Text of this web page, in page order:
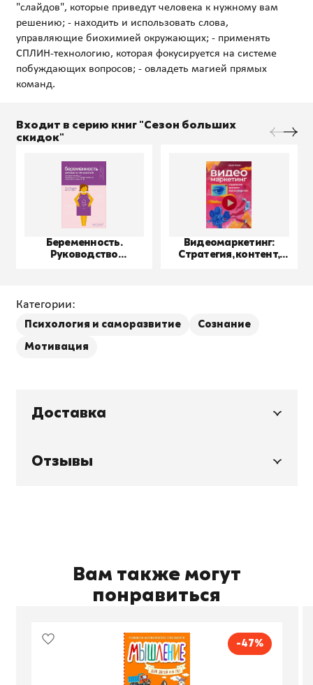
"слайдов", которые приведут человека к нужному вам
решению; - находить и использовать слова,
управляющие биохимией окружающих; - применять
СПЛИН-технологию, которая фокусируется на системе
побуждающих вопросов; - овладеть магией прямых
Входит в серию книг "Сезон больших
скидок"
Беременность.
Руководство
Видеомаркетинг:
Стратегия, контент,
Категории:
Психология и саморазвитие
Сознание
Мотивация
Доставка
Отзывы
Вам также могут
понравиться
-47%